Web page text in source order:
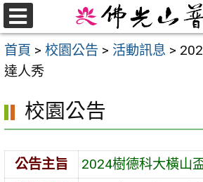
跳
至
主
要
首頁 > 校園公告 > 活動訊息 >
達人秀
校園公告
公告主旨
2024樹德科大橫山
選
單